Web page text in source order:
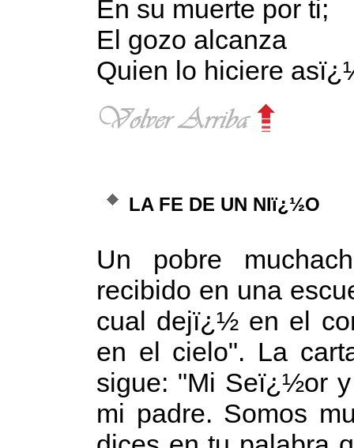
En su muerte por ti;
El gozo alcanza
Quien lo hiciere
LA FE DE UN NIï¿½O
Un pobre
recibido en una
cual dejï¿½ en el
en el cielo". La
sigue: "Mi Seï¿½or
mi padre. Somos